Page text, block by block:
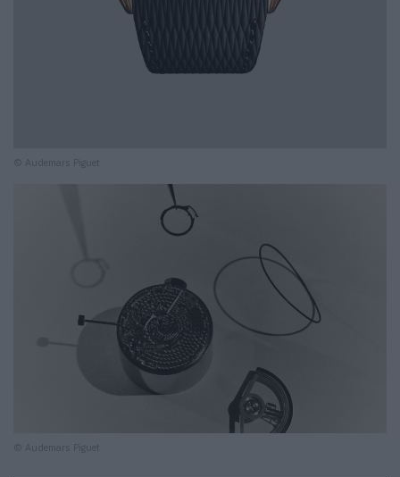
© Audemars Piguet
© Audemars Piguet